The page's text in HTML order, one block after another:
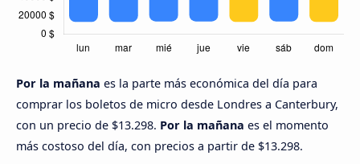
Por la mañana es la parte más económica del día para
comprar los boletos de micro desde Londres a Canterbury,
con un precio de $13.298. Por la mañana es el momento
más costoso del día, con precios a partir de $13.298.